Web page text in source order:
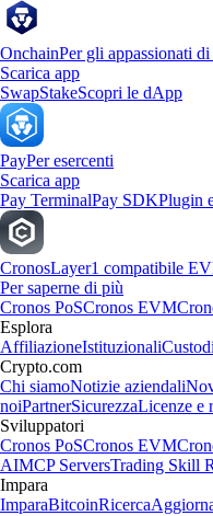
OnchainPer gli appassionati
Scarica app
SwapStakeScopri le dApp
PayPer esercenti
Scarica app
Pay TerminalPay SDKPlugin
CronosLayer1 compatibile
Per saperne di più
Cronos PoSCronos EVM
Esplora
AffiliazioneIstituzionali
Crypto.com
Chi siamoNotizie aziendali
noiPartnerSicurezzaLicenze e
Sviluppatori
Cronos PoSCronos EVM
AIMCP ServersTrading Skill
Impara
ImparaBitcoinRicerca